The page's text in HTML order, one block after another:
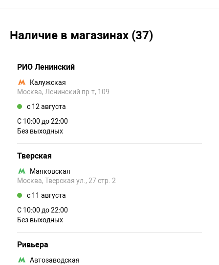
Наличие в магазинах (37)
РИО Ленинский
Калужская
Москва, Ленинский пр-т, 109
c 12 августа
С 10:00 до 22:00
Без выходных
Тверская
Маяковская
Москва, Тверская ул., 27 стр. 2
c 11 августа
С 10:00 до 22:00
Без выходных
Ривьера
Автозаводская